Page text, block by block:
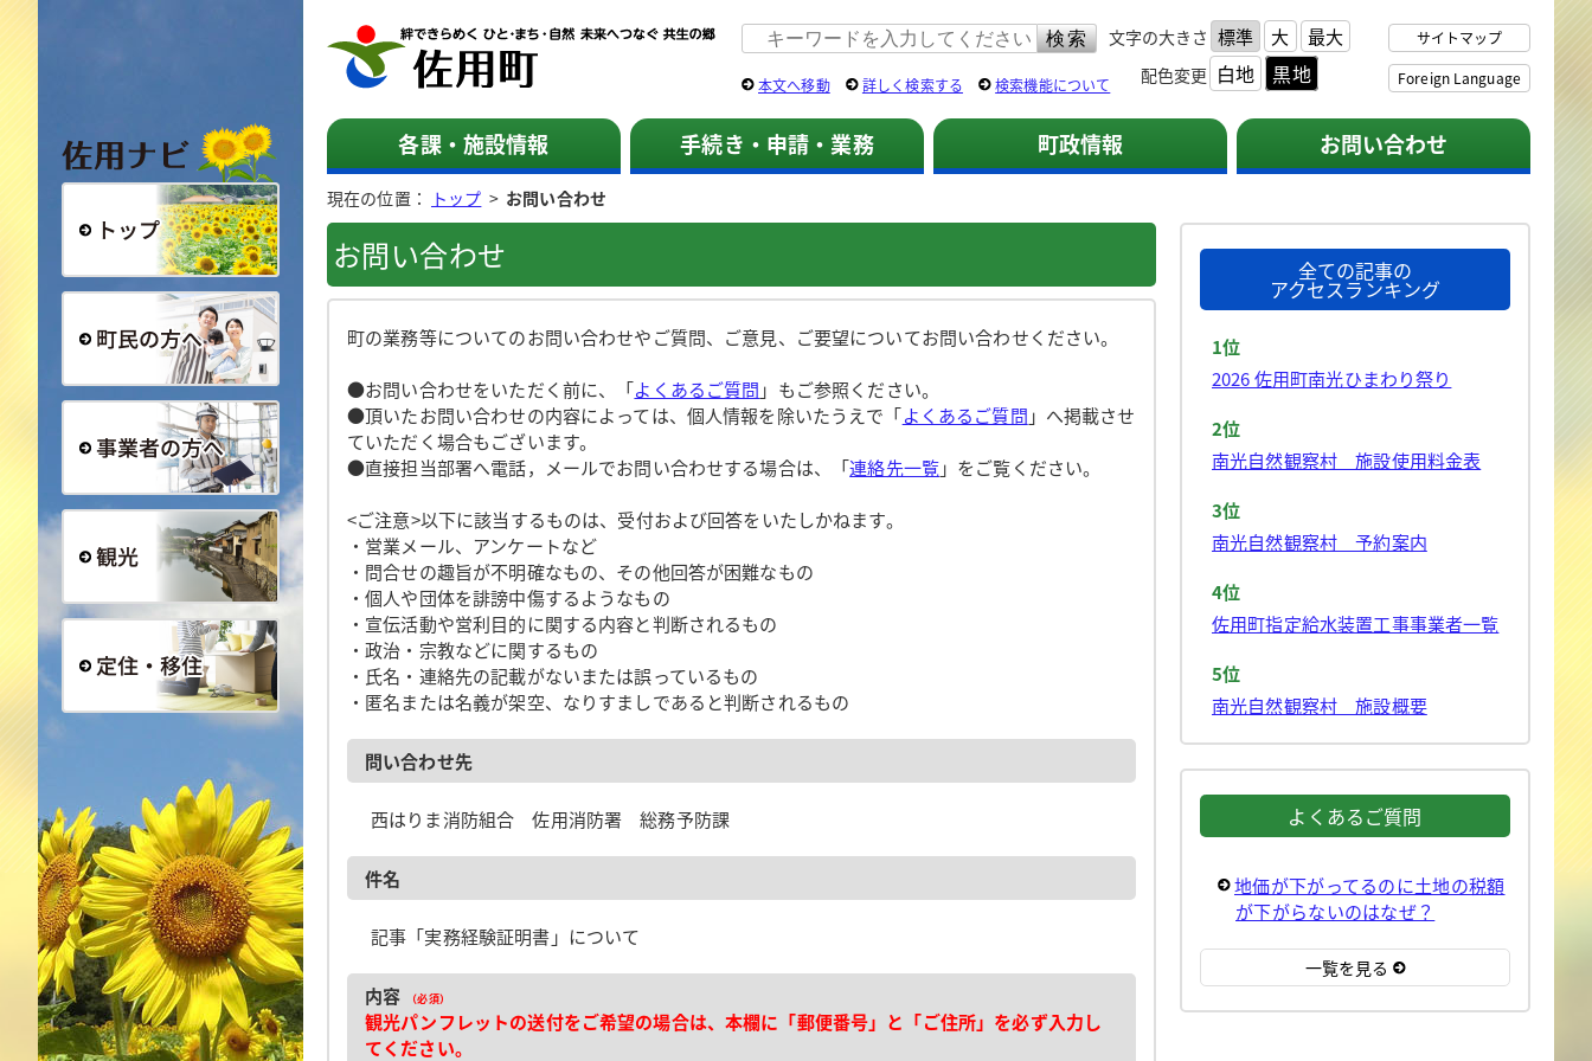
総合トップ
町民の方へ
事業者の方へ
定住・移住
佐用町 公式ホームページ 文字の大きさ 標準 大 最大
配色変更 白地 黒地
サイトマップ
Foreign Language
本文へ移動 詳しく検索する 検索機能について
各課・施設情報 手続き・申請・業務 町政情報 お問い合わせ
現在の位置： トップ > お問い合わせ
お問い合わせ
町の業務等についてのお問い合わせやご質問、ご意見、ご要望についてお問い合わせください。
●お問い合わせをいただく前に、「よくあるご質問 」もご参照ください。
●頂いたお問い合わせの内容によっては、個人情報を除いたうえで「よくあるご質問 」へ掲載させ
ていただく場合もございます。
●直接担当部署へ電話，メールでお問い合わせする場合は、「連絡先一覧」をご覧ください。
<ご注意>以下に該当するものは、受付および回答をいたしかねます。
・営業メール、アンケートなど
・問合せの趣旨が不明確なもの、その他回答が困難なもの
・個人や団体を誹謗中傷するようなもの
・宣伝活動や営利目的に関する内容と判断されるもの
・政治・宗教などに関するもの
・氏名・連絡先の記載がないまたは誤っているもの
・匿名または名義が架空、なりすましであると判断されるもの
問い合わせ先
西はりま消防組合 佐用消防署 総務予防課
件名
記事「実務経験証明書」について
内容 （必須）
観光パンフレットの送付をご希望の場合は、本欄に「郵便番号」と「ご住所」を必ず入力し
てください。
全ての記事の
アクセスランキング
1位
2026 佐用町南光ひまわり祭り
2位
南光自然観察村 施設使用料金表
3位
南光自然観察村 予約案内
4位
佐用町指定給水装置工事事業者一覧
5位
南光自然観察村 施設概要
よくあるご質問
地価が下がってるのに土地の税額
が下がらないのはなぜ？
一覧を見る